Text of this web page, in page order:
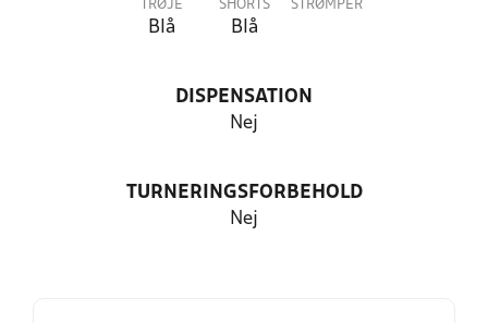
TRØJE
Blå
SHORTS
Blå
STRØMPER
DISPENSATION
Nej
TURNERINGSFORBEHOLD
Nej